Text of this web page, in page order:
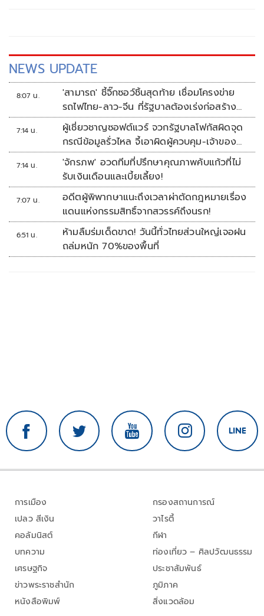
NEWS UPDATE
8:07 น.
'สามารถ' ชี้จิ๊กซอว์ชิ้นสุดท้าย เชื่อมโครงข่าย
รถไฟไทย-ลาว-จีน ที่รัฐบาลต้องเร่งก่อสร้าง
ทันที
7:14 น.
ผู้เชี่ยวชาญซอฟต์แวร์ จวกรัฐบาลโฟกัสผิดจุด
กรณีข้อมูลรั่วไหล จี้เอาผิดผู้ควบคุม-เจ้าของ
ระบบตามกฎหมาย PDPA
7:14 น.
'จักรภพ' อวดทีมที่ปรึกษาคุณภาพคับแก้วที่ไม่
รับเงินเดือนและเบี้ยเลี้ยง!
7:07 น.
อดีตผู้พิพากษาแนะถึงเวลาผ่าตัดกฎหมายเรื่อง
แดนแห่งกรรมสิทธิ์จากสวรรค์ถึงนรก!
6:51 น.
ห้ามลืมร่มเด็ดขาด! วันนี้ทั่วไทยส่วนใหญ่เจอฝน
ถล่มหนัก 70%ของพื้นที่
การเมือง
เปลว สีเงิน
คอลัมนิสต์
บทความ
เศรษฐกิจ
ข่าวพระราชสำนัก
หนังสือพิมพ์
กรองสถานการณ์
วาไรตี้
กีฬา
ท่องเที่ยว – ศิลปวัฒนธรรม
ประชาสัมพันธ์
ภูมิภาค
สิ่งแวดล้อม